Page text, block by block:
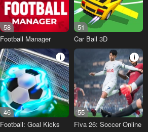
58
Football Manager
51
Car Ball 3D
46
Football: Goal Kicks
55
Fiva 26: Soccer Online